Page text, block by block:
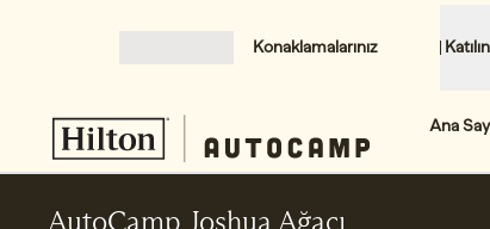
Konaklamalarınız Katılın
Ana
AutoCamp Joshua Ağacı